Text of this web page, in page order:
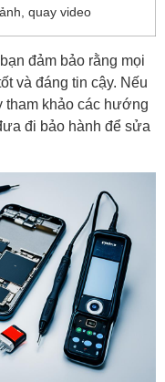
quay video
đảm bảo rằng mọi
và đáng tin cậy. Nếu
tham khảo các hướng
đi bảo hành để sửa